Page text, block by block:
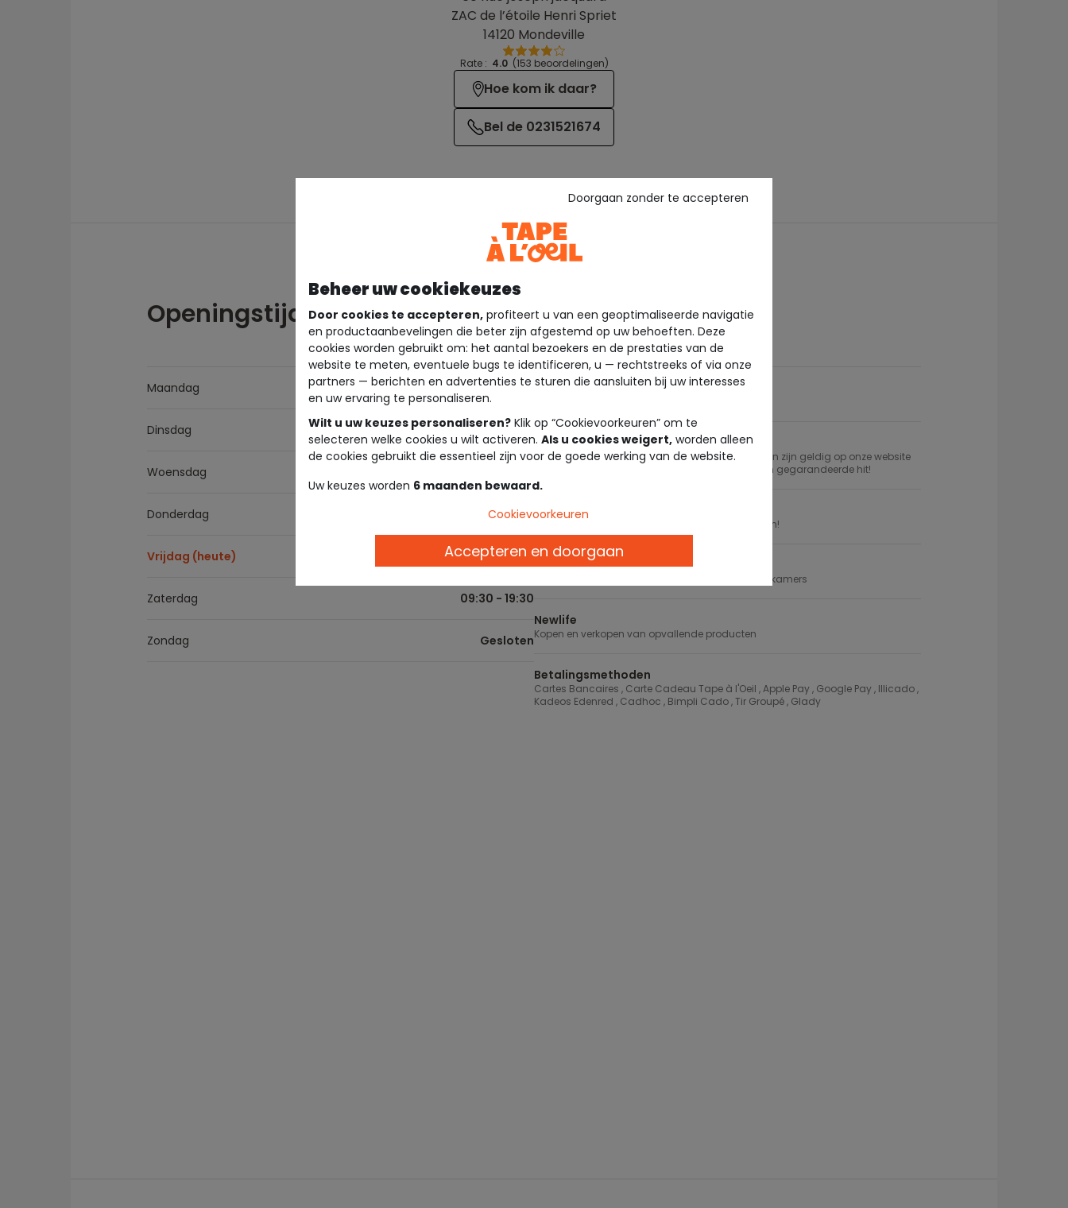
ZAC de l’étoile Henri Spriet
14120 Mondeville
Rate : 4.0(153 beoordelingen)
Hoe kom ik daar?
Bel de 0231521674
Openingstijden
Maandag 09:30 - 19:00
Dinsdag 09:30 - 19:00
Woensdag
Donderdag 09:30 - 19:00
Vrijdag (heute) 09:30 - 19:00
Zaterdag 09:30 - 19:30
Zondag Gesloten
Diensten
Levering in de winkel
Tape à l'oeil cadeaubon
Geef de vrijheid om te kiezen! Onze cadeaubonnen zijn geldig op onze website
en in de winkel. Ze zijn het ideale cadeau voor een gegarandeerde hit!
Loyaliteitsprogramma
Beloon je loyaliteit! Verdien euro's met je aankopen!
Baby kamer
Verkoopt beddengoed en accessoires voor babykamers
Newlife
Kopen en verkopen van opvallende producten
Betalingsmethoden
Cartes Bancaires , Carte Cadeau Tape à l'Oeil , Apple Pay , Google Pay , Illicado ,
Kadeos Edenred , Cadhoc , Bimpli Cado , Tir Groupé , Glady
Beheer uw cookiekeuzes
Door cookies te accepteren, profiteert u van een geoptimaliseerde navigatie
en productaanbevelingen die beter zijn afgestemd op uw behoeften. Deze
cookies worden gebruikt om: het aantal bezoekers en de prestaties van de
website te meten, eventuele bugs te identificeren, u — rechtstreeks of via onze
partners — berichten en advertenties te sturen die aansluiten bij uw interesses
en uw ervaring te personaliseren.
Wilt u uw keuzes personaliseren? Klik op “Cookievoorkeuren” om te
selecteren welke cookies u wilt activeren. Als u cookies weigert, worden alleen
de cookies gebruikt die essentieel zijn voor de goede werking van de website.
Uw keuzes worden 6 maanden bewaard.
Doorgaan zonder te accepteren
Cookievoorkeuren
Accepteren en doorgaan